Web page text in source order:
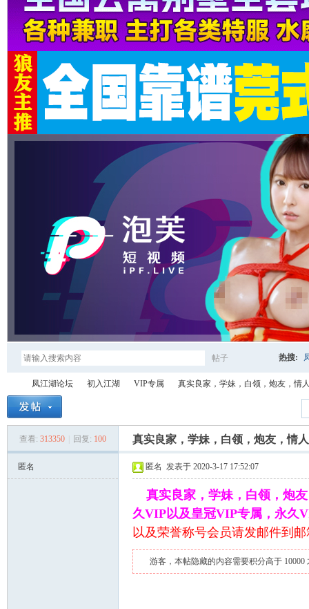
帖子
搜
索
热搜:
»
凤江湖论坛
›
初入江湖 VIP专属
›
真实良家，学妹，白领，炮友，情
查看: 313350 回复: 100 真实良家，学妹，白领，炮友，情
匿名 匿名 发表于 2020-3-17 17:52:07
真实良家，学妹，白领，炮
久VIP以及皇冠VIP专属，永久
以及荣誉称号会员请发邮件到
游客，本帖隐藏的内容需要积分高于 10000